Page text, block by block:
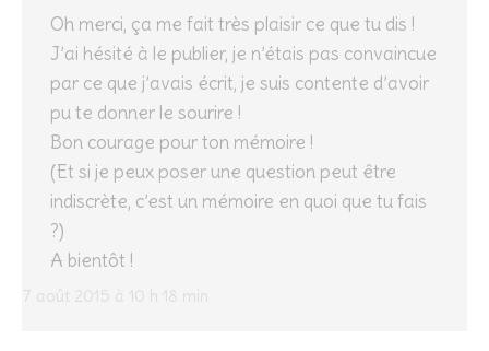
7 août 2015 à 10 h 18 min
Oh merci, ça me fait très plaisir ce que tu dis !
J’ai hésité à le publier, je n’étais pas convaincue
par ce que j’avais écrit, je suis contente d’avoir
pu te donner le sourire !
Bon courage pour ton mémoire !
(Et si je peux poser une question peut être
indiscrète, c’est un mémoire en quoi que tu fais
?)
A bientôt !